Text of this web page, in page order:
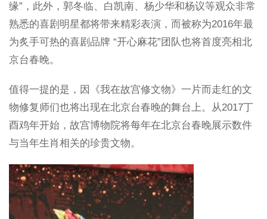
缘”，此外，郭冬临、白凯南、杨少华和杨议等观众非常
熟悉的喜剧明星都将带来精彩表演，而被称为2016年最
为炙手可热的喜剧品牌 “开心麻花”团队也将首度亮相北
京台春晚。
值得一提的是，因《我在故宫修文物》一片而走红的文
物修复师们也将出现在北京台春晚的舞台上。从2017丁
酉鸡年开始，故宫博物院将每年在北京台春晚展示数件
与当年生肖相关的珍贵文物。